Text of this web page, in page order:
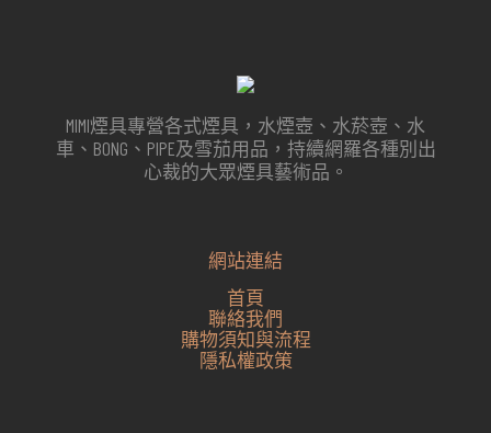
MIMI煙具專營各式煙具，水煙壺、水菸壺、水
車、BONG、PIPE及雪茄用品，持續網羅各種別出
心裁的大眾煙具藝術品。
網站連結
首頁
聯絡我們
購物須知與流程
隱私權政策